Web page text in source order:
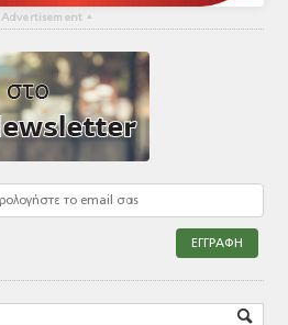
Advertisement ▴